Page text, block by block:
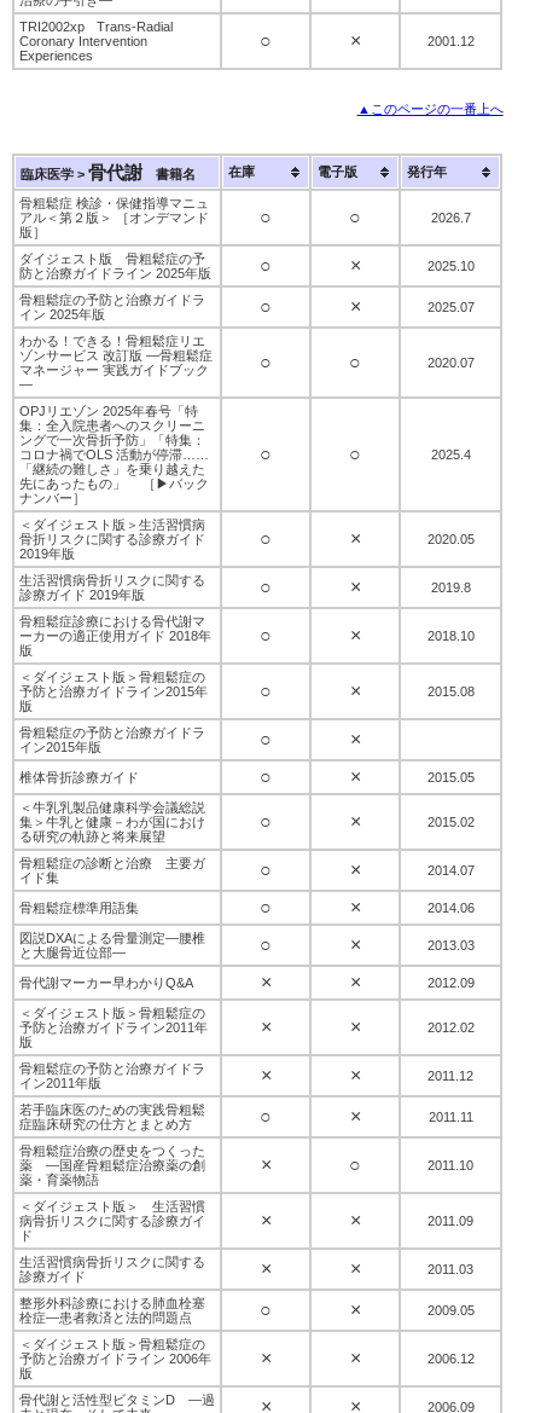
TRI2002xp Trans-Radial
Coronary Intervention
Experiences
○ × 2001.12
▲このページの一番上へ
臨床医学 > 骨代謝 書籍名 在庫 電子版 発行年
骨粗鬆症 検診・保健指導マニュ
アル＜第２版＞ ［オンデマンド
版］
○ ○ 2026.7
ダイジェスト版 骨粗鬆症の予
防と治療ガイドライン 2025年版
○ × 2025.10
骨粗鬆症の予防と治療ガイドラ
イン 2025年版
○ × 2025.07
わかる！できる！骨粗鬆症リエ
ゾンサービス 改訂版 —骨粗鬆症
マネージャー 実践ガイドブック
—
○ ○ 2020.07
OPJリエゾン 2025年春号「特
集：全入院患者へのスクリーニ
ングで一次骨折予防」「特集：
コロナ禍でOLS 活動が停滞……
「継続の難しさ」を乗り越えた
先にあったもの」
［▶︎バック
ナンバー］
○ ○ 2025.4
＜ダイジェスト版＞生活習慣病
骨折リスクに関する診療ガイド
2019年版
○ × 2020.05
生活習慣病骨折リスクに関する
診療ガイド 2019年版
○ × 2019.8
骨粗鬆症診療における骨代謝マ
ーカーの適正使用ガイド 2018年
版
○ × 2018.10
＜ダイジェスト版＞骨粗鬆症の
予防と治療ガイドライン2015年
版
○ × 2015.08
骨粗鬆症の予防と治療ガイドラ
イン2015年版
○ ×
椎体骨折診療ガイド ○ × 2015.05
＜牛乳乳製品健康科学会議総説
集＞牛乳と健康－わが国におけ
る研究の軌跡と将来展望
○ × 2015.02
骨粗鬆症の診断と治療 主要ガ
イド集
○ × 2014.07
骨粗鬆症標準用語集 ○ × 2014.06
図説DXAによる骨量測定—腰椎
と大腿骨近位部—
○ × 2013.03
骨代謝マーカー早わかりQ&A × × 2012.09
＜ダイジェスト版＞骨粗鬆症の
予防と治療ガイドライン2011年
版
× × 2012.02
骨粗鬆症の予防と治療ガイドラ
イン2011年版
× × 2011.12
若手臨床医のための実践骨粗鬆
症臨床研究の仕方とまとめ方
○ × 2011.11
骨粗鬆症治療の歴史をつくった
薬 ―国産骨粗鬆症治療薬の創
薬・育薬物語
× ○ 2011.10
＜ダイジェスト版＞ 生活習慣
病骨折リスクに関する診療ガイ
ド
× × 2011.09
生活習慣病骨折リスクに関する
診療ガイド
× × 2011.03
整形外科診療における肺血栓塞
栓症―患者救済と法的問題点
○ × 2009.05
＜ダイジェスト版＞骨粗鬆症の
予防と治療ガイドライン 2006年
版
× × 2006.12
骨代謝と活性型ビタミンD ―過
× × 2006.09